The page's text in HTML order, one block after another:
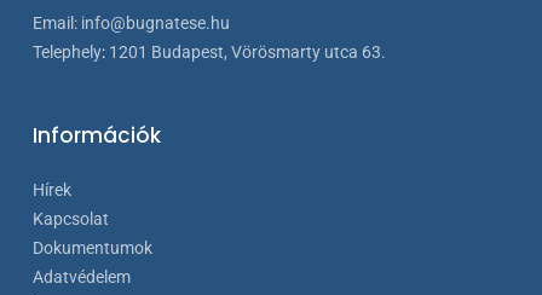
Email: info@bugnatese.hu
Telephely: 1201 Budapest, Vörösmarty utca 63.
Információk
Hírek
Kapcsolat
Dokumentumok
Adatvédelem